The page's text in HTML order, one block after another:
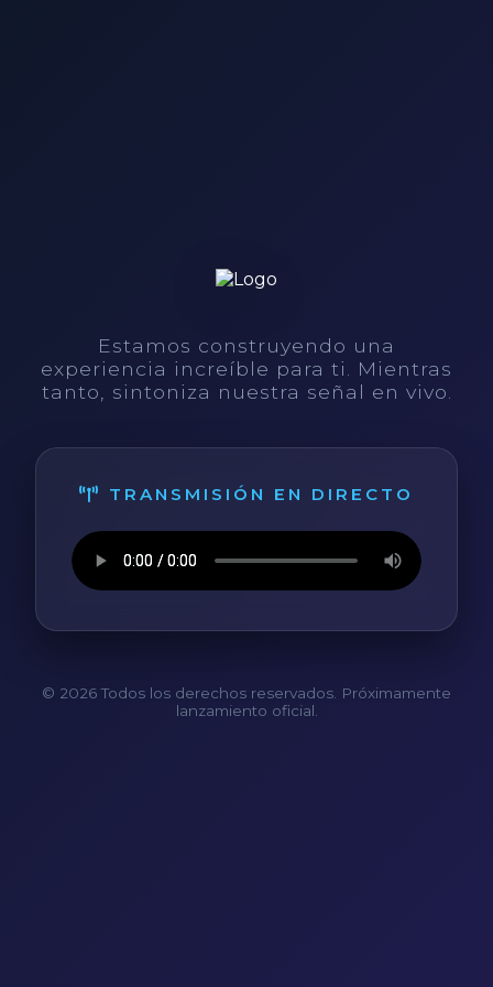
Estamos construyendo una
experiencia increíble para ti. Mientras
tanto, sintoniza nuestra señal en vivo.
TRANSMISIÓN EN DIRECTO
© 2026 Todos los derechos reservados. Próximamente
lanzamiento oficial.